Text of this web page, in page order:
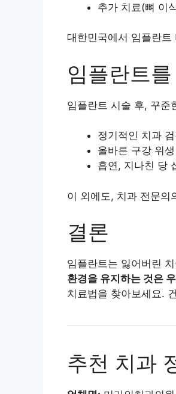
추가 치료(뼈 이
대한민국에서 임플란
임플란트
임플란트 시술 후, 꾸준
정기적인 치과
올바른 구강 위생
흡연, 지나친 당
이 외에도, 치과 전문의
결론
임플란트는 잃어버린
환경을 유지하는 것은
치료법을 찾아보세요.
추천 치과